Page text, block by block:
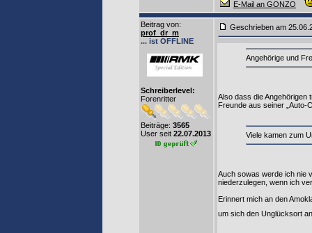
E-Mail an GONZO
Beitrag von:
prof_dr_m
... ist OFFLINE
Schreiberlevel:
Forenritter
Beiträge: 3565
User seit 22.07.2013
Geschrieben am
Angehörige und
Also dass die Angehörigen
Freunde aus seiner „Auto-
Viele kamen zum
Auch sowas werde ich nie
niederzulegen, wenn ich
Erinnert mich an den
um sich den Unglücksort